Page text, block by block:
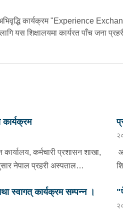
अभिवृद्धि कार्यक्रम "Experience
यस शिक्षालयमा कार्यरत पाँच जना
कार्यक्रम
कर्मचारी प्रशासन शाखा,
नेपाल प्रहरी अस्पताल
बस्नेतज्यू , जिल्ला प्रहरी कार्यालय
निरीक्षक रन्जित
स्वागत् कार्यक्रम सम्पन्न ।